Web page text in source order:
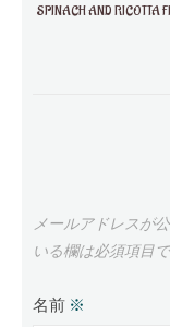
SPINACH AND
メールアドレスが
いる欄は必須項目
名前 ※